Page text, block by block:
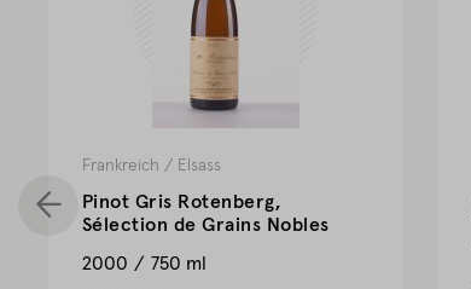
Frankreich / Elsass
Pinot Gris Rotenberg,
Sélection de Grains Nobles
2000
750 ml